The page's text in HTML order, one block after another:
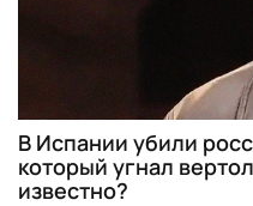
В Испании убили
который угнал
известно?